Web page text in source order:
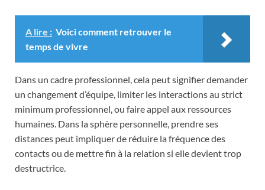
A lire : Voici comment retrouver le
temps de vivre
Dans un cadre professionnel, cela peut signifier demander
un changement d’équipe, limiter les interactions au strict
minimum professionnel, ou faire appel aux ressources
humaines. Dans la sphère personnelle, prendre ses
distances peut impliquer de réduire la fréquence des
contacts ou de mettre fin à la relation si elle devient trop
destructrice.